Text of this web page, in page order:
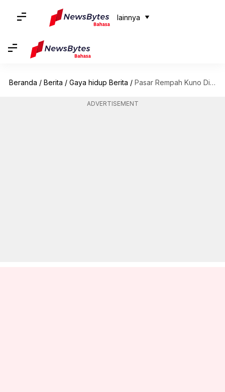
lainnya
Beranda / Berita / Gaya hidup Berita / Pasar Rempah Kuno Di Marrakech Yang Wajib Anda Kunjungi
ADVERTISEMENT